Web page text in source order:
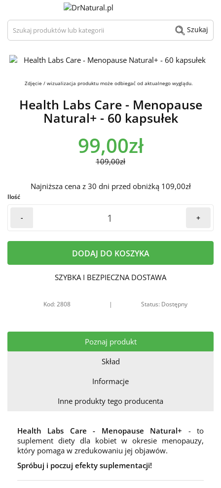
Szukaj produktów lub kategorii Szukaj
Zdjęcie / wizualizacja produktu może odbiegać od aktualnego wyglądu.
Health Labs Care - Menopause
Natural+ - 60 kapsułek
99,00zł
109,00zł
Najniższa cena z 30 dni przed obniżką 109,00zł
Ilość
- +
DODAJ DO KOSZYKA
SZYBKA I BEZPIECZNA DOSTAWA
Kod: 2808 | Status: Dostępny
Poznaj produkt
Skład
Informacje
Inne produkty tego producenta
Health Labs Care - Menopause Natural+ - to
suplement diety dla kobiet w okresie menopauzy,
który pomaga w zredukowaniu jej objawów.
Spróbuj i poczuj efekty suplementacji!